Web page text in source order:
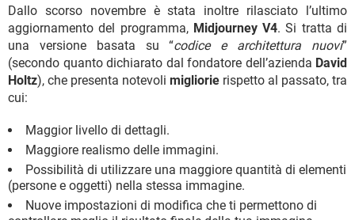
Dallo scorso novembre è stata inoltre rilasciato l’ultimo
aggiornamento del programma, Midjourney V4. Si tratta di
una versione basata su “codice e architettura nuovi”
(secondo quanto dichiarato dal fondatore dell’azienda David
Holtz), che presenta notevoli migliorie rispetto al passato, tra
cui:
Maggior livello di dettagli.
Maggiore realismo delle immagini.
Possibilità di utilizzare una maggiore quantità di elementi
(persone e oggetti) nella stessa immagine.
Nuove impostazioni di modifica che ti permettono di